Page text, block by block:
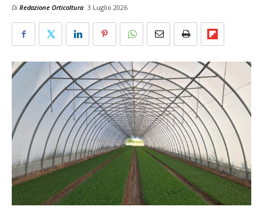
Di Redazione Orticoltura 3 Luglio 2026